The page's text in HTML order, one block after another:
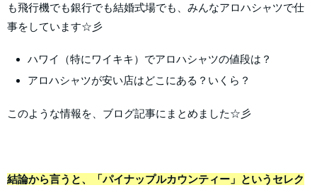
も飛行機でも銀行でも結婚式場でも、みんなアロハシャツで仕
事をしています☆彡
ハワイ（特にワイキキ）でアロハシャツの値段は？
アロハシャツが安い店はどこにある？いくら？
このような情報を、ブログ記事にまとめました☆彡
結論から言うと、「パイナップルカウンティー」というセレク